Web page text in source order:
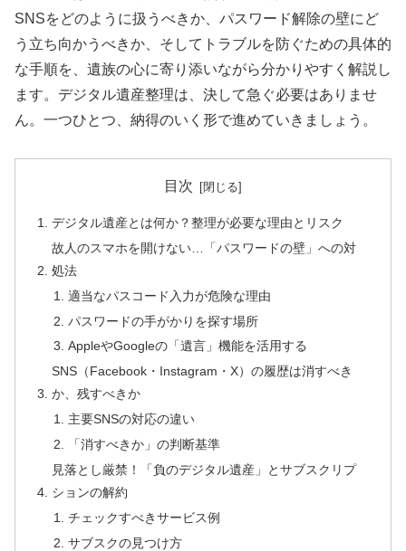
SNSをどのように扱うべきか、パスワード解除の壁にど
う立ち向かうべきか、そしてトラブルを防ぐための具体的
な手順を、遺族の心に寄り添いながら分かりやすく解説し
ます。デジタル遺産整理は、決して急ぐ必要はありませ
ん。一つひとつ、納得のいく形で進めていきましょう。
目次
デジタル遺産とは何か？整理が必要な理由とリスク
故人のスマホを開けない…「パスワードの壁」への対
処法
適当なパスコード入力が危険な理由
パスワードの手がかりを探す場所
AppleやGoogleの「遺言」機能を活用する
SNS（Facebook・Instagram・X）の履歴は消すべき
か、残すべきか
主要SNSの対応の違い
「消すべきか」の判断基準
見落とし厳禁！「負のデジタル遺産」とサブスクリプ
ションの解約
チェックすべきサービス例
サブスクの見つけ方